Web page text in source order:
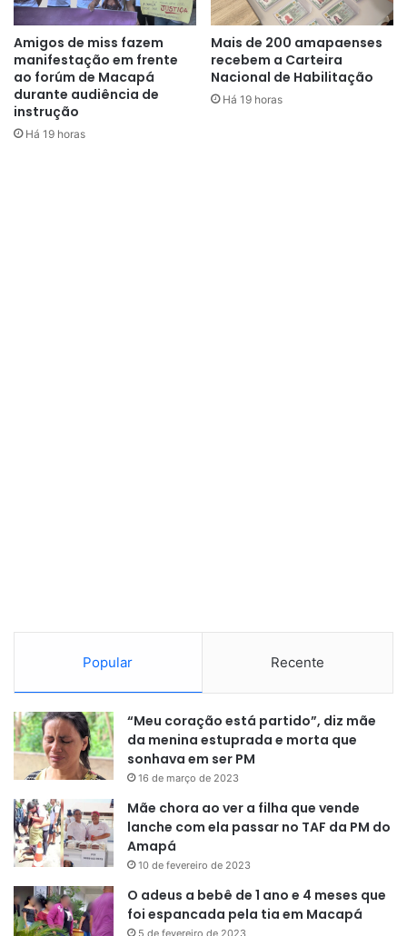
Amigos de miss fazem
manifestação em frente
ao forúm de Macapá
durante audiência de
instrução
Há 19 horas
Mais de 200 amapaenses
recebem a Carteira
Nacional de Habilitação
Há 19 horas
Popular Recente
“Meu coração está partido”, diz mãe
da menina estuprada e morta que
sonhava em ser PM
16 de março de 2023
Mãe chora ao ver a filha que vende
lanche com ela passar no TAF da PM do
Amapá
10 de fevereiro de 2023
O adeus a bebê de 1 ano e 4 meses que
foi espancada pela tia em Macapá
5 de fevereiro de 2023